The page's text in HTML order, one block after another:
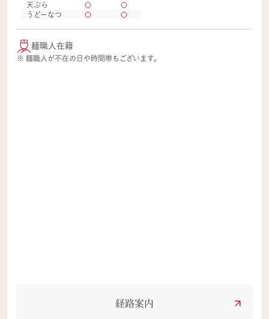
天ぷら
うどーなつ
麺職人在籍
※ 麺職人が不在の日や時間帯もございます。
経路案内